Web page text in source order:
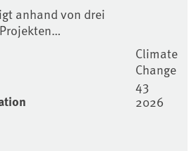
anhand von drei
Climate
Change
43
2026